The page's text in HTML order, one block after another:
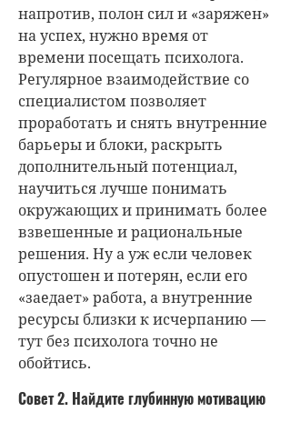
напротив, полон сил и «заряжен»
на успех, нужно время от
времени посещать психолога.
Регулярное взаимодействие со
специалистом позволяет
проработать и снять внутренние
барьеры и блоки, раскрыть
дополнительный потенциал,
научиться лучше понимать
окружающих и принимать более
взвешенные и рациональные
решения. Ну а уж если человек
опустошен и потерян, если его
«заедает» работа, а внутренние
ресурсы близки к исчерпанию —
тут без психолога точно не
обойтись.
Совет 2. Найдите глубинную мотивацию